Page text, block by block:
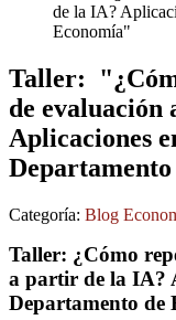
de la IA?
Economía"
Taller:
de
Aplicaciones
Categoría: Blog
Taller: ¿Cómo
a partir de la IA?
Departamento de